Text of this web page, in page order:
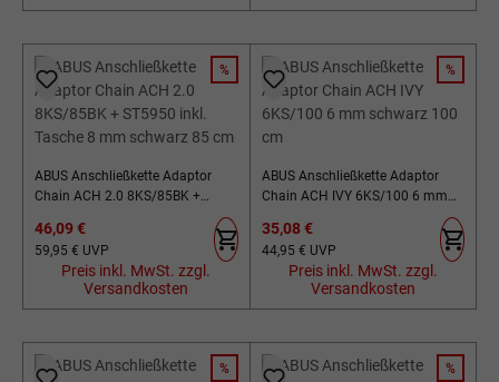
RABATT
%
ABUS Anschließkette Adaptor
Chain ACH 2.0 8KS/85BK +
schwarz 85 cm
Verkaufspreis:
46,09 €
Regulärer Preis:
59,95 € UVP
Preis inkl. MwSt. zzgl.
Versandkosten
RABATT
%
ABUS Anschließkette Adaptor
Chain ACH IVY 6KS/100 6 mm
Verkaufspreis:
35,08 €
Regulärer Preis:
44,95 € UVP
Preis inkl. MwSt. zzgl.
Versandkosten
RABATT
% RABATT
%